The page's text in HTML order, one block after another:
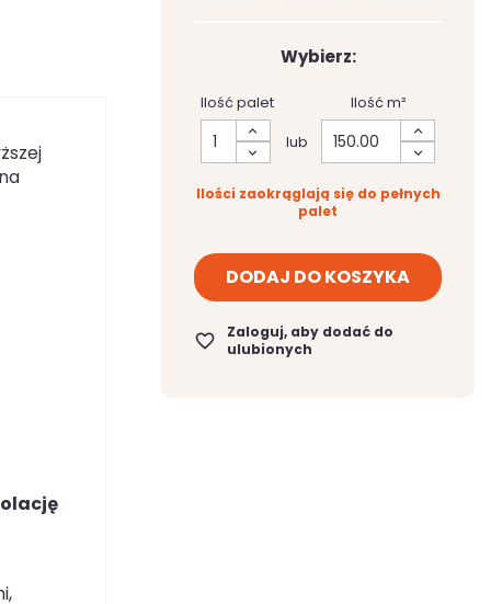
Wybierz:
Ilość palet
lub
Ilość m²
Ilości zaokrąglają się do pełnych
palet
DODAJ DO KOSZYKA
favorite_border
Zaloguj, aby dodać do
ulubionych